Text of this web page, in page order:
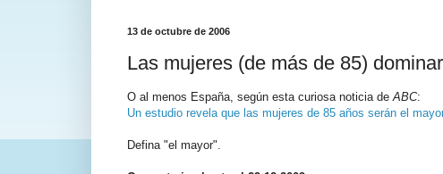
13 de octubre de 2006
Las mujeres (de más de 85)
O al menos España, según esta curiosa noticia deABC:
Un estudio revela que las mujeres de 85 años serán el
Defina "el mayor".